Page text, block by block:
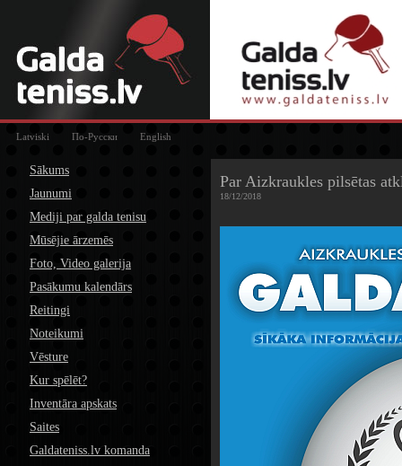
Latviski По-Русски English
Sākums
Jaunumi
Mediji par galda tenisu
Mūsējie ārzemēs
Foto, Video galerija
Pasākumu kalendārs
Reitingi
Noteikumi
Vēsture
Kur spēlēt?
Inventāra apskats
Saites
Galdateniss.lv komanda
Par Aizkraukles pilsētas
18/12/2018